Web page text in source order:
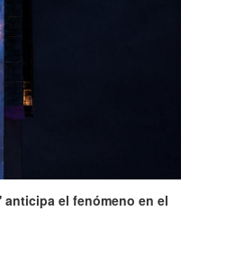
el fenómeno en el